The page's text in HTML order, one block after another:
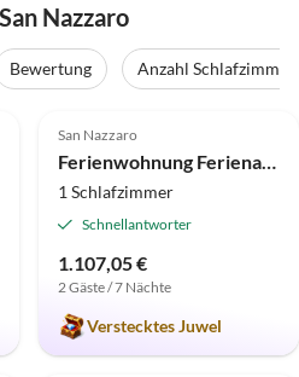
Nazzaro
Bewertung
Anzahl Schlafzimmer
San Nazzaro
Ferienwohnung Ferienanlage Casa Chimp 2
1 Schlafzimmer
Schnellantworter
1.107,05 €
2 Gäste / 7 Nächte
Verstecktes Juwel